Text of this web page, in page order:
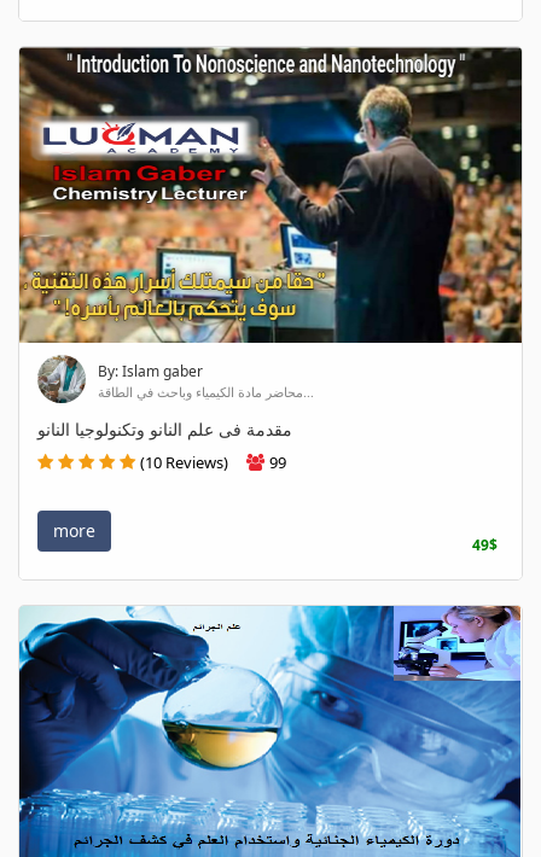
By: Islam gaber
محاضر مادة الكيمياء وباحث في الطاقة...
مقدمة فى علم النانو وتكنولوجيا النانو
(10 Reviews) 99
more
49$